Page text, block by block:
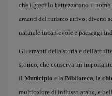
che i greci lo battezzarono il
amanti del turismo attivo, diversi
naturale incantevole e paesaggi
Gli amanti della storia e
storico, che conserva un
il Municipio e la Biblioteca, la
multicolore di influsso arabo, e